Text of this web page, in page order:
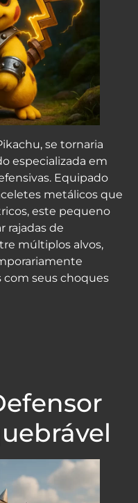
se tornaria
especializada em
Equipado
metálicos que
este pequeno
rajadas de
múltiplos alvos,
com seus choques